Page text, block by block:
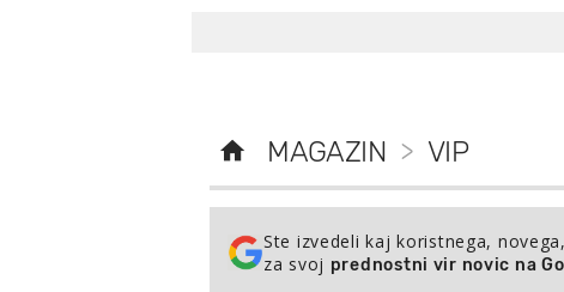
MAGAZIN > VIP
Ste izvedeli kaj koristnega,
za svoj prednostni vir novic na